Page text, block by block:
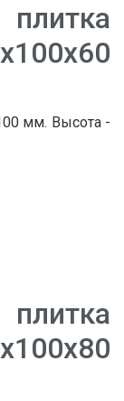
мм. Высота -